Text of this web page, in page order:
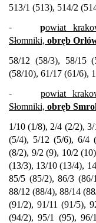
513/1 (513), 514/2
- powiat
Słomniki, obręb
58/12 (58/3), 58/15
(58/10), 61/17 (61/6),
- powiat
Słomniki, obręb
1/10 (1/8), 2/4 (2/2),
(5/4), 5/12 (5/6), 6/4
(8/2), 9/2 (9), 10/2
(13/3), 13/10 (13/4),
85/5 (85/2), 86/3
88/12 (88/4), 88/14
(91/2), 91/11 (91/5),
(94/2), 95/1 (95),